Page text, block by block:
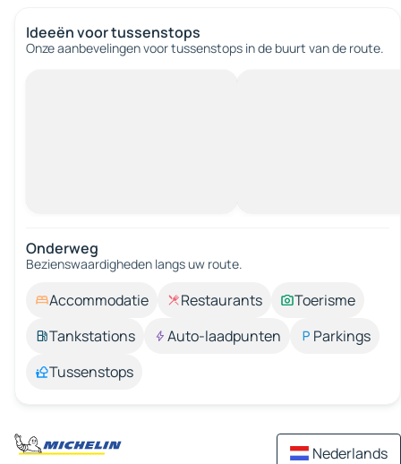
Ideeën voor tussenstops
Onze aanbevelingen voor tussenstops in de buurt van de route.
Onderweg
Bezienswaardigheden langs uw route.
Accommodatie Restaurants
Toerisme
Tankstations
Auto-laadpunten
Parkings
Tussenstops
Nederlands